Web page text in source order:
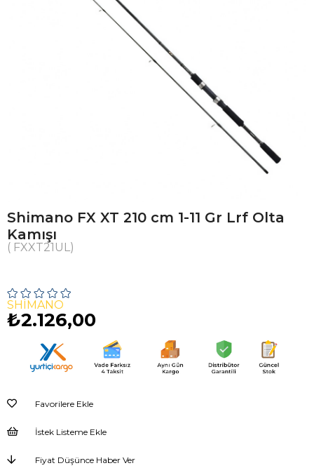
Shimano FX XT 210 cm 1-11 Gr Lrf Olta
Kamışı
( FXXT21UL)
SHIMANO
₺2.126,00
Favorilere Ekle
İstek Listeme Ekle
Fiyat Düşünce Haber Ver